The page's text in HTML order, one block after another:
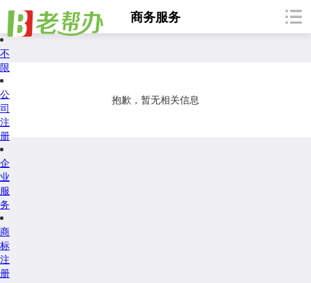
商务服务
不
限
公
司
注
册
企
业
服
务
商
标
注
册
抱歉，暂无相关信息